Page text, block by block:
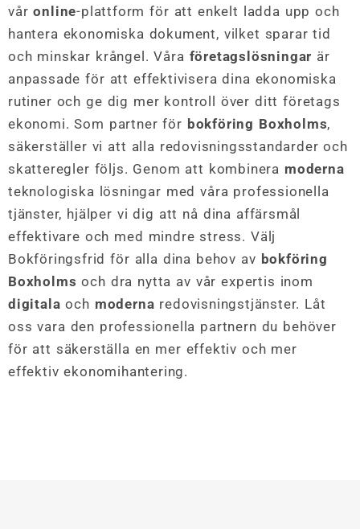
våronline-plattform för att enkelt ladda upp och
hantera ekonomiska dokument, vilket sparar tid
och minskar krångel. Våra företagslösningar är
anpassade för att effektivisera dina ekonomiska
rutiner och ge dig mer kontroll över ditt företags
ekonomi. Som partner för bokföring Boxholms,
säkerställer vi att alla redovisningsstandarder och
skatteregler följs. Genom att kombinera moderna
teknologiska lösningar med våra professionella
tjänster, hjälper vi dig att nå dina affärsmål
effektivare och med mindre stress. Välj
Bokföringsfrid för alla dina behov av bokföring
Boxholms och dra nytta av vår expertis inom
digitala och moderna redovisningstjänster. Låt
oss vara den professionella partnern du behöver
för att säkerställa en mer effektiv och mer
effektiv ekonomihantering.